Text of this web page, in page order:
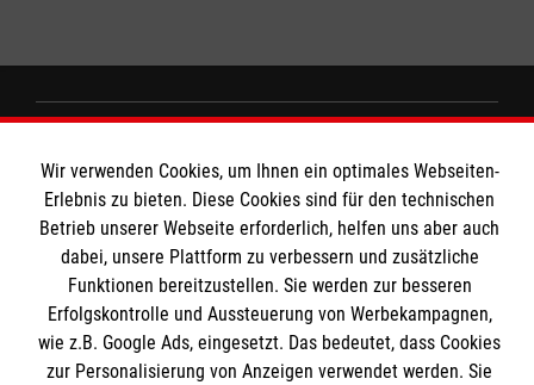
Kurse für Ärzte
Kurse für Rettungsdienstler
Internationale Kurskonzepte
Informationen
Kontakt
Wir verwenden Cookies, um Ihnen ein optimales Webseiten-
Erlebnis zu bieten. Diese Cookies sind für den technischen
Betrieb unserer Webseite erforderlich, helfen uns aber auch
dabei, unsere Plattform zu verbessern und zusätzliche
Funktionen bereitzustellen. Sie werden zur besseren
Erfolgskontrolle und Aussteuerung von Werbekampagnen,
wie z.B. Google Ads, eingesetzt. Das bedeutet, dass Cookies
zur Personalisierung von Anzeigen verwendet werden. Sie